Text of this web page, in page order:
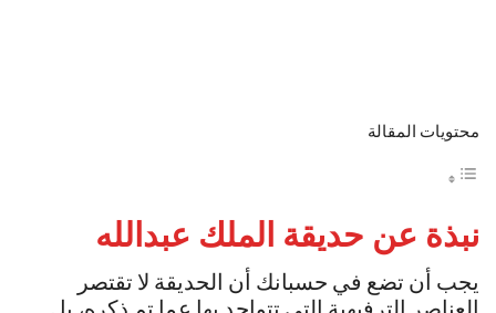
محتويات المقالة
نبذة عن حديقة الملك عبدالله
يجب أن تضع في حسبانك أن الحديقة لا تقتصر
العناصر الترفيهية التي تتواجد بها عما تم ذكره، بل